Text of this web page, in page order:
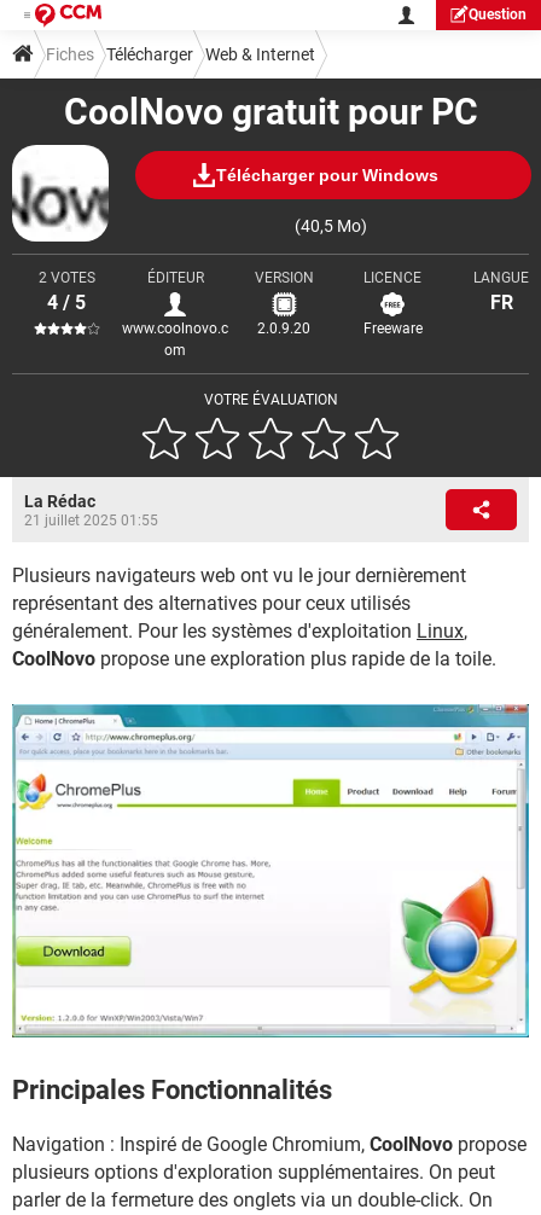
Question
CoolNovo gratuit pour PC
Télécharger pour Windows
(40,5 Mo)
VOTRE ÉVALUATION
2 VOTES
4 / 5
ÉDITEUR
www.coolnovo.c
om
VERSION
2.0.9.20
LICENCE
Freeware
LANGUE
FR
Fiches Télécharger Web & Internet
La Rédac
21 juillet 2025 01:55
Plusieurs navigateurs web ont vu le jour dernièrement
représentant des alternatives pour ceux utilisés
généralement. Pour les systèmes d'exploitation Linux,
CoolNovo propose une exploration plus rapide de la toile.
Principales Fonctionnalités
Navigation : Inspiré de Google Chromium, CoolNovo propose
plusieurs options d'exploration supplémentaires. On peut
parler de la fermeture des onglets via un double-click. On